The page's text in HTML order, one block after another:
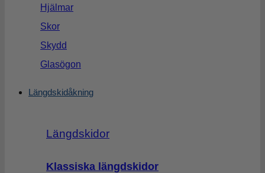
Hjälmar
Skor
Skydd
Glasögon
Längdskidåkning
Längdskidor
Klassiska längdskidor